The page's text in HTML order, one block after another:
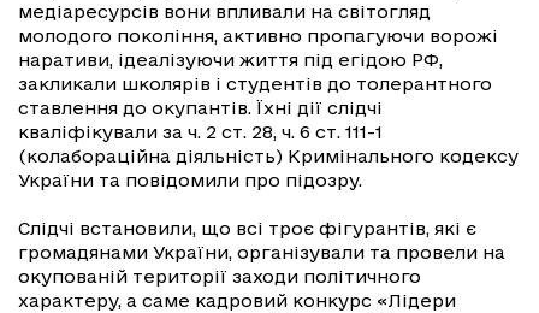
медіаресурсів вони впливали на світогляд
молодого покоління, активно пропагуючи ворожі
наративи, ідеалізуючи життя під егідою РФ,
закликали школярів і студентів до толерантного
ставлення до окупантів. Їхні дії слідчі
кваліфікували за ч. 2 ст. 28, ч. 6 ст. 111-1
(колабораційна діяльність) Кримінального кодексу
України та повідомили про підозру.
Слідчі встановили, що всі троє фігурантів, які є
громадянами України, організували та провели на
окупованій території заходи політичного
характеру, а саме кадровий конкурс «Лідери